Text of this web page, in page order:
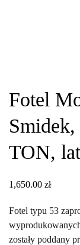
Fotel
Smidek,
TON,
1,650.00 zł
Fotel typu 53
zostały poddany